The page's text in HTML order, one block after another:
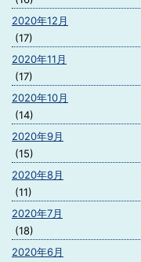
2020年12月
(17)
2020年11月
(17)
2020年10月
(14)
2020年9月
(15)
2020年8月
(11)
2020年7月
(18)
2020年6月